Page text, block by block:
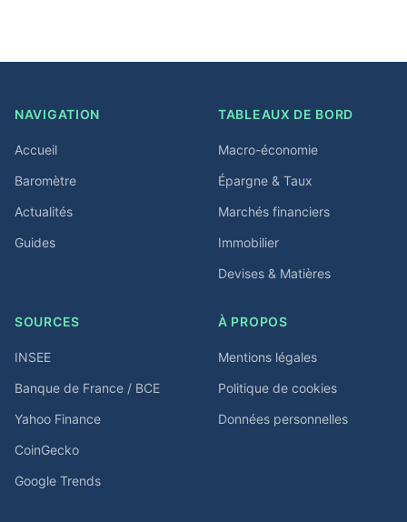
NAVIGATION
Accueil
Baromètre
Actualités
Guides
TABLEAUX DE BORD
Macro-économie
Épargne & Taux
Marchés financiers
Immobilier
Devises & Matières
SOURCES
INSEE
Banque de France / BCE
Yahoo Finance
CoinGecko
Google Trends
À PROPOS
Mentions légales
Politique de cookies
Données personnelles